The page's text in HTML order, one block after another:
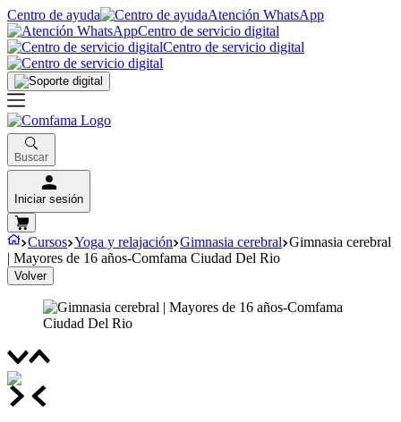
Centro de ayuda
Atención WhatsApp
Centro de servicio digital
Centro de servicio digital
Buscar
Iniciar sesión
Cursos Yoga y relajación Gimnasia cerebral Gimnasia cerebral
| Mayores de 16 años-Comfama Ciudad Del Rio
Volver